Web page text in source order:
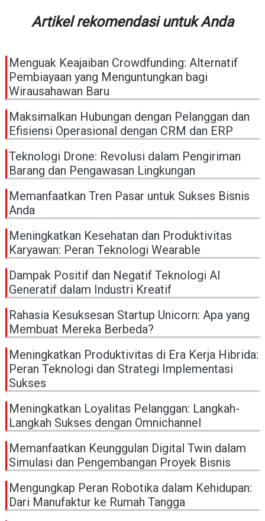
Artikel rekomendasi untuk Anda
Menguak Keajaiban Crowdfunding: Alternatif
Pembiayaan yang Menguntungkan bagi
Wirausahawan Baru
Maksimalkan Hubungan dengan Pelanggan dan
Efisiensi Operasional dengan CRM dan ERP
Teknologi Drone: Revolusi dalam Pengiriman
Barang dan Pengawasan Lingkungan
Memanfaatkan Tren Pasar untuk Sukses Bisnis
Anda
Meningkatkan Kesehatan dan Produktivitas
Karyawan: Peran Teknologi Wearable
Dampak Positif dan Negatif Teknologi AI
Generatif dalam Industri Kreatif
Rahasia Kesuksesan Startup Unicorn: Apa yang
Membuat Mereka Berbeda?
Meningkatkan Produktivitas di Era Kerja Hibrida:
Peran Teknologi dan Strategi Implementasi
Sukses
Meningkatkan Loyalitas Pelanggan: Langkah-
Langkah Sukses dengan Omnichannel
Memanfaatkan Keunggulan Digital Twin dalam
Simulasi dan Pengembangan Proyek Bisnis
Mengungkap Peran Robotika dalam Kehidupan:
Dari Manufaktur ke Rumah Tangga